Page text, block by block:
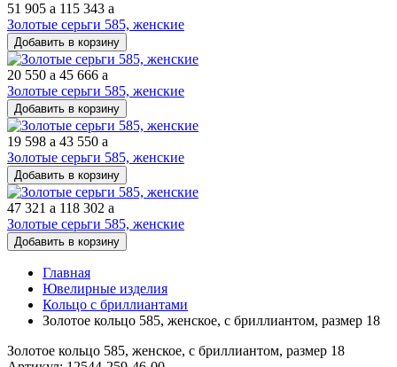
51 905 a 115 343 a
Золотые серьги 585, женские
Добавить в корзину
20 550 a 45 666 a
Золотые серьги 585, женские
Добавить в корзину
19 598 a 43 550 a
Золотые серьги 585, женские
Добавить в корзину
47 321 a 118 302 a
Золотые серьги 585, женские
Добавить в корзину
Главная
Ювелирные изделия
Кольцо с бриллиантами
Золотое кольцо 585, женское, с бриллиантом, размер 18
Золотое кольцо 585, женское, с бриллиантом, размер 18